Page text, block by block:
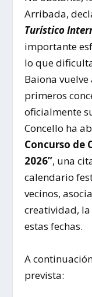
Arribada,
Turístico
importante
lo que
Baiona vuelve
primeros
oficialmente
Concello ha
Concurso de
2026”, una
calendario
vecinos,
creatividad,
estas fechas.
A
prevista: